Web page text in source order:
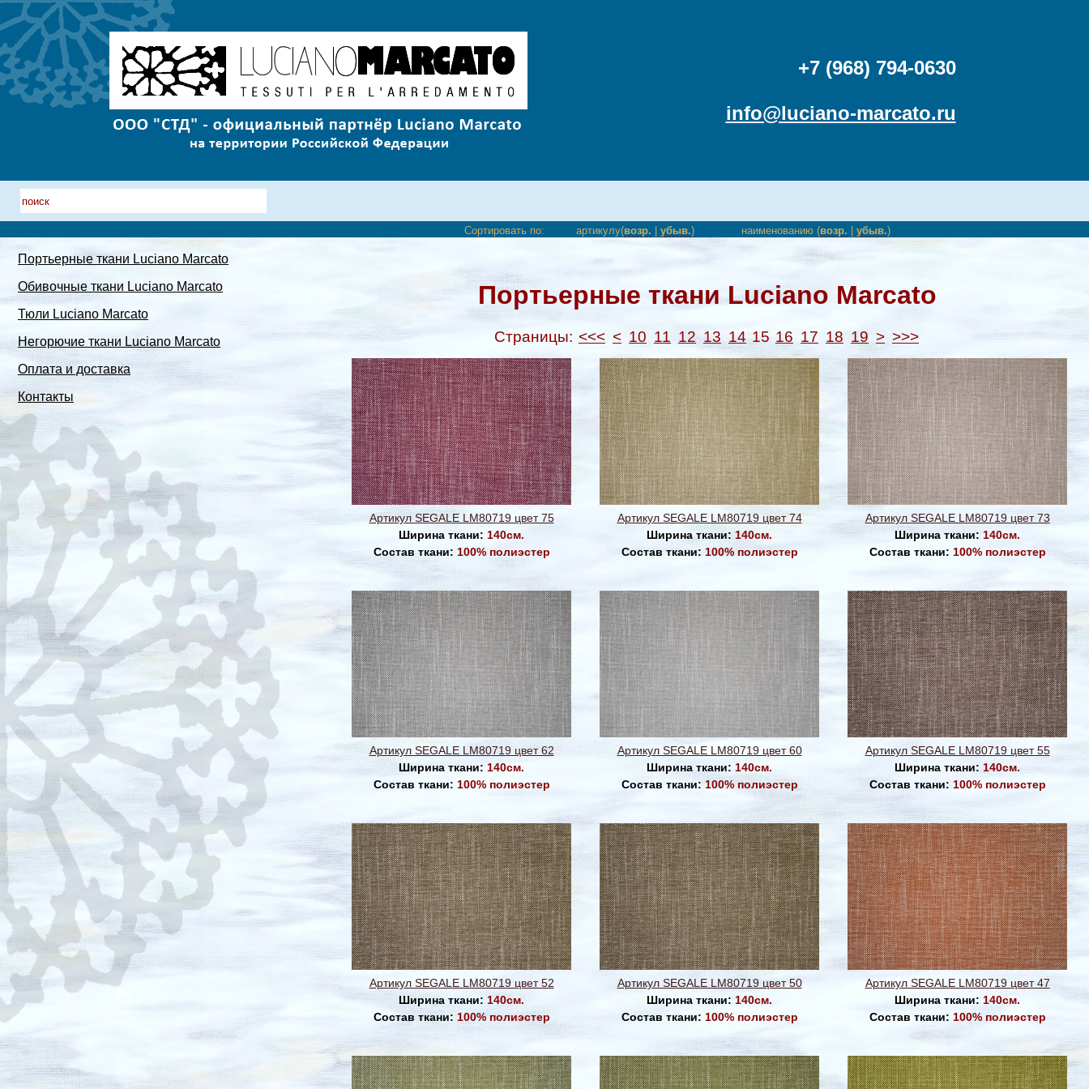
+7 (968) 794-0630
info@luciano-marcato.ru
Портьерные ткани Luciano Marcato
Обивочные ткани Luciano Marcato
Тюли Luciano Marcato
Негорючие ткани Luciano Marcato
Оплата и доставка
Контакты
Сортировать по: артикулу(возр. убыв.) наименованию (возр. убыв.)
Портьерные ткани Luciano Marcato
Страницы: <<< < 10 11 12 13 14 15 16 17 18 19 > >>>
Артикул SEGALE LM80719 цвет 75
Ширина ткани: 140см.
Состав ткани: 100% полиэстер
Артикул SEGALE LM80719 цвет 74
Ширина ткани: 140см.
Состав ткани: 100% полиэстер
Артикул SEGALE LM80719 цвет 73
Ширина ткани: 140см.
Состав ткани: 100% полиэстер
Артикул SEGALE LM80719 цвет 62
Ширина ткани: 140см.
Состав ткани: 100% полиэстер
Артикул SEGALE LM80719 цвет 60
Ширина ткани: 140см.
Состав ткани:100% полиэстер
Артикул SEGALE LM80719 цвет 55
Ширина ткани: 140см.
Состав ткани: 100% полиэстер
Артикул SEGALE LM80719 цвет 52
Ширина ткани: 140см.
Состав ткани: 100% полиэстер
Артикул SEGALE LM80719 цвет 50
Ширина ткани: 140см.
Состав ткани: 100% полиэстер
Артикул SEGALE LM80719 цвет 47
Ширина ткани: 140см.
Состав ткани: 100% полиэстер